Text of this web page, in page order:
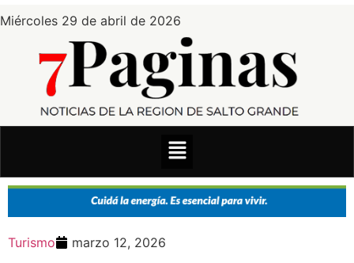
Miércoles 29 de abril de 2026
Turismo marzo 12, 2026